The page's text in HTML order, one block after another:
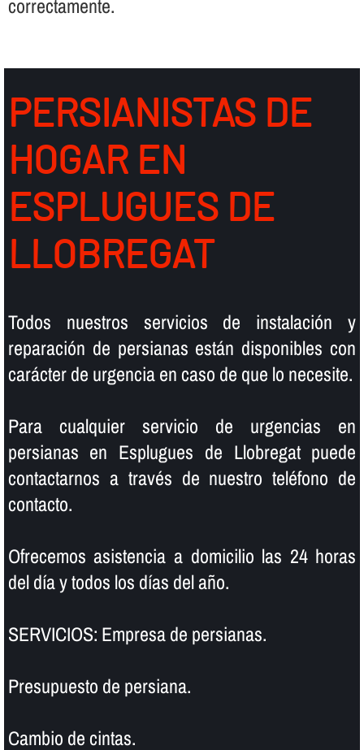
correctamente.
PERSIANISTAS DE
HOGAR EN
ESPLUGUES DE
LLOBREGAT
Todos nuestros servicios de instalación y
reparación de persianas están disponibles con
carácter de urgencia en caso de que lo necesite.
Para cualquier servicio de urgencias en
persianas en Esplugues de Llobregat puede
contactarnos a través de nuestro teléfono de
contacto.
Ofrecemos asistencia a domicilio las 24 horas
del dí­a y todos los dí­as del año.
SERVICIOS: Empresa de persianas.
Presupuesto de persiana.
Cambio de cintas.